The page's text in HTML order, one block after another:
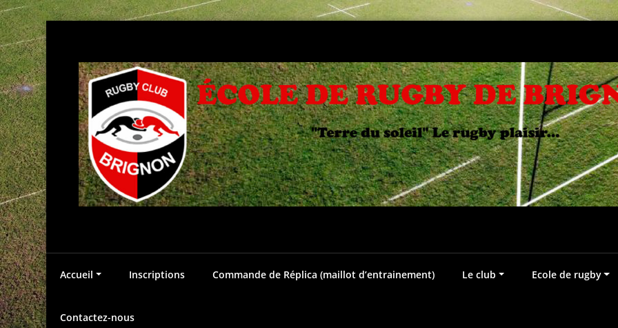
contenu
Accueil Inscriptions Commande de Réplica (maillot d’entrainement) Le club Ecole de rugby
Contactez-nous